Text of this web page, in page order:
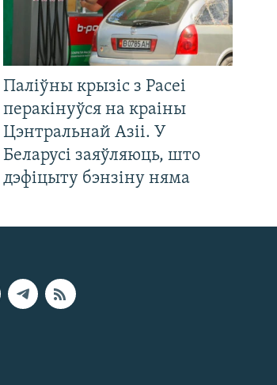
Паліўны крызіс з Расеі
перакінуўся на краіны
Цэнтральнай Азіі. У
Беларусі заяўляюць, што
дэфіцыту бэнзіну няма